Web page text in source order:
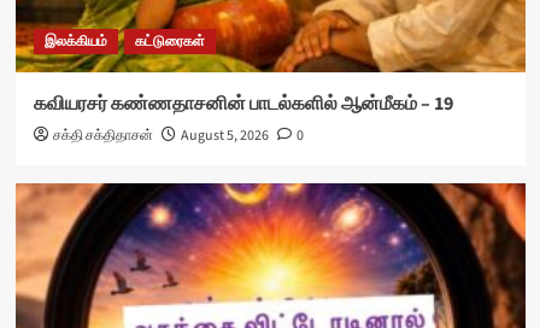
இலக்கியம் கட்டுரைகள்
கவியரசர் கண்ணதாசனின் பாடல்களில் ஆன்மீகம் – 19
சக்தி சக்திதாசன் August 5, 2026 0